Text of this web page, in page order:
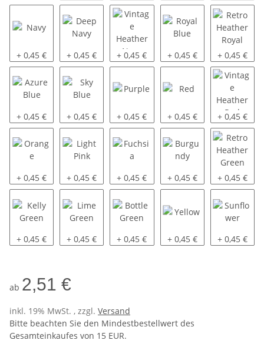
Navy
+ 0,45 € Deep Navy
+ 0,45 € Vintage Heather Navy
+ 0,45 € Royal Blue
+ 0,45 € Retro
+ 0,45 €
Azure Blue
+ 0,45 € Sky Blue
+ 0,45 € Purple
+ 0,45 € Red
+ 0,45 € Vintage
+ 0,45 €
Orange
+ 0,45 € Light Pink
+ 0,45 € Fuchsia
+ 0,45 € Burgundy
+ 0,45 € Retro
+ 0,45 €
Kelly Green
+ 0,45 € Lime Green
+ 0,45 € Bottle Green
+ 0,45 € Yellow
+ 0,45 € Sunflower
+ 0,45 €
ab 2,51 €
inkl. 19% MwSt. , zzgl. Versand
Bitte beachten Sie den Mindestbestellwert des
Gesamteinkaufes von 15 EUR.